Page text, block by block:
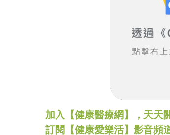
加入【健康醫療網】，天
訂閱【健康愛樂活】影音頻